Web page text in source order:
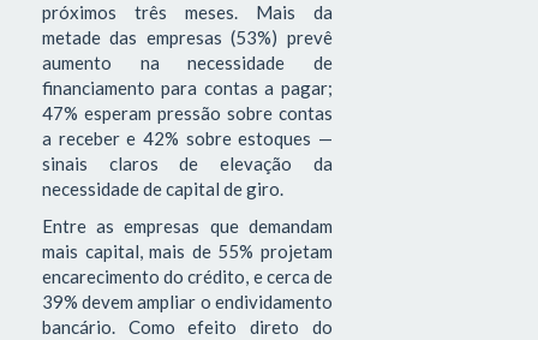
próximos três meses. Mais da
metade das empresas (53%) prevê
aumento na necessidade de
financiamento para contas a pagar;
47% esperam pressão sobre contas
a receber e 42% sobre estoques —
sinais claros de elevação da
necessidade de capital de giro.
Entre as empresas que demandam
mais capital, mais de 55% projetam
encarecimento do crédito, e cerca de
39% devem ampliar o endividamento
bancário. Como efeito direto do